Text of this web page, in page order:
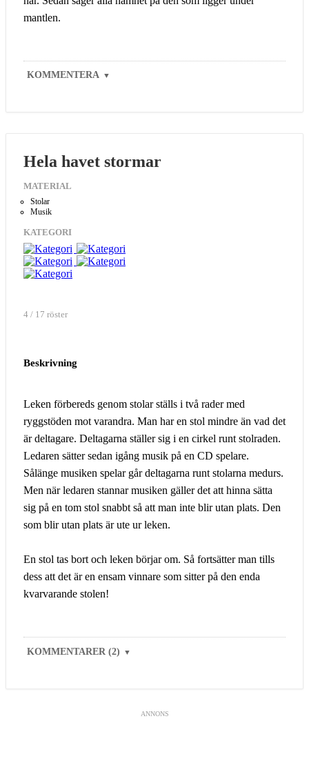
mantlen.
KOMMENTERA ▼
Hela havet stormar
MATERIAL
Stolar
Musik
KATEGORI
4 / 17 röster
Beskrivning
Leken förbereds genom stolar ställs i två rader med
ryggstöden mot varandra. Man har en stol mindre än vad det
är deltagare. Deltagarna ställer sig i en cirkel runt stolraden.
Ledaren sätter sedan igång musik på en CD spelare.
Sålänge musiken spelar går deltagarna runt stolarna medurs.
Men när ledaren stannar musiken gäller det att hinna sätta
sig på en tom stol snabbt så att man inte blir utan plats. Den
som blir utan plats är ute ur leken.
En stol tas bort och leken börjar om. Så fortsätter man tills
dess att det är en ensam vinnare som sitter på den enda
kvarvarande stolen!
KOMMENTARER (2) ▼
ANNONS